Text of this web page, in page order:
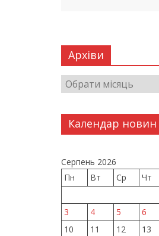
Архіви
Календар новин
Серпень 2026
Пн
Вт Ср Чт
3
4 5 6
10
11 12 13